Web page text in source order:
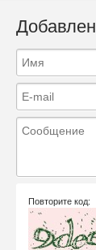
Повторите код: